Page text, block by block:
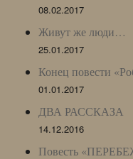
08.02.2017
Живут же люди…
25.01.2017
Конец повести
01.01.2017
ДВА РАССКАЗА
14.12.2016
Повесть